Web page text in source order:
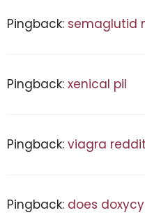
Pingback: semaglutid
Pingback: xenical pil
Pingback: viagra
Pingback: does